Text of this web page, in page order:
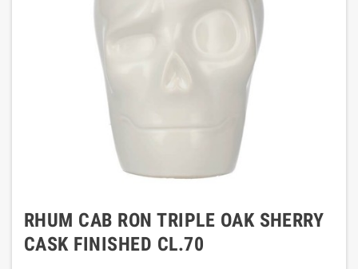
RHUM CAB RON TRIPLE OAK SHERRY
CASK FINISHED CL.70